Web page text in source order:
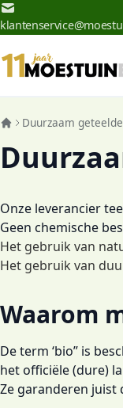
Ga naar de inhoud
Duurzaam
Onze leverancier
Geen chemische
Het gebruik van
Het gebruik van
Waarom
De term ‘bio” is
het officiële (dure)
Ze garanderen juist